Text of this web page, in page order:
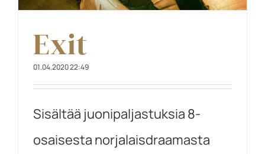
Exit
01.04.2020 22:49
Sisältää juonipaljastuksia 8-
osaisesta norjalaisdraamasta